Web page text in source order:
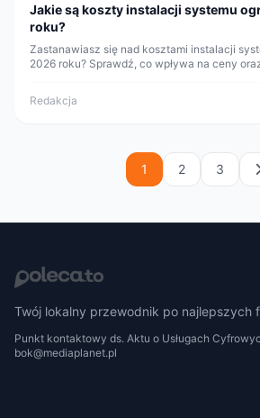
Jakie są koszty instalacji systemu
roku?
Zastanawiasz się nad kosztami instalacji
2026 roku? Sprawdź, co wpływa na ceny
Redakcja
1 2 3
Twój lokalny przewodnik po najlepszych
Punkt kontaktowy ds. Aktu o Usługach
bok@mediaplanet.pl